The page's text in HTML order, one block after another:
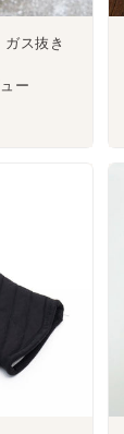
ガス抜き
ー